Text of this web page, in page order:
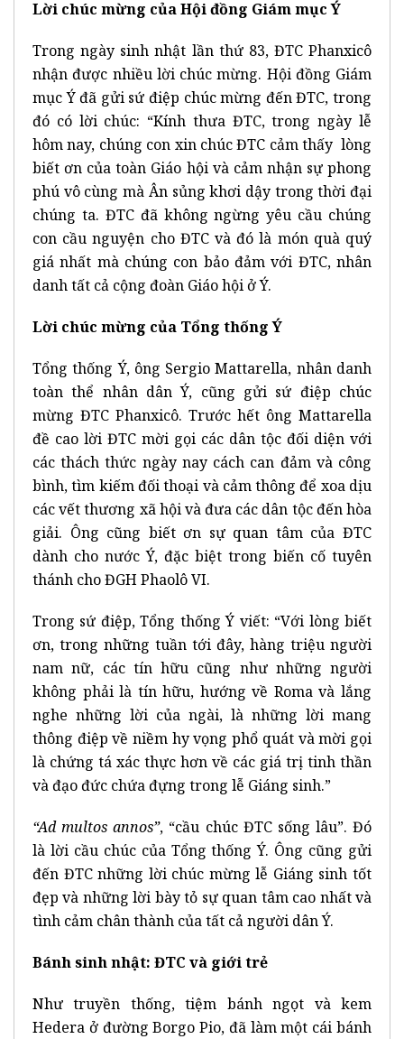
Lời chúc mừng của Hội đồng Giám mục Ý
Trong ngày sinh nhật lần thứ 83, ĐTC Phanxicô
nhận được nhiều lời chúc mừng. Hội đồng Giám
mục Ý đã gửi sứ điệp chúc mừng đến ĐTC, trong
đó có lời chúc: “Kính thưa ĐTC, trong ngày lễ
hôm nay, chúng con xin chúc ĐTC cảm thấy lòng
biết ơn của toàn Giáo hội và cảm nhận sự phong
phú vô cùng mà Ân sủng khơi dậy trong thời đại
chúng ta. ĐTC đã không ngừng yêu cầu chúng
con cầu nguyện cho ĐTC và đó là món quà quý
giá nhất mà chúng con bảo đảm với ĐTC, nhân
danh tất cả cộng đoàn Giáo hội ở Ý.
Lời chúc mừng của Tổng thống Ý
Tổng thống Ý, ông Sergio Mattarella, nhân danh
toàn thể nhân dân Ý, cũng gửi sứ điệp chúc
mừng ĐTC Phanxicô. Trước hết ông Mattarella
đề cao lời ĐTC mời gọi các dân tộc đối diện với
các thách thức ngày nay cách can đảm và công
bình, tìm kiếm đối thoại và cảm thông để xoa dịu
các vết thương xã hội và đưa các dân tộc đến hòa
giải. Ông cũng biết ơn sự quan tâm của ĐTC
dành cho nước Ý, đặc biệt trong biến cố tuyên
thánh cho ĐGH Phaolô VI.
Trong sứ điệp, Tổng thống Ý viết: “Với lòng biết
ơn, trong những tuần tới đây, hàng triệu người
nam nữ, các tín hữu cũng như những người
không phải là tín hữu, hướng về Roma và lắng
nghe những lời của ngài, là những lời mang
thông điệp về niềm hy vọng phổ quát và mời gọi
là chứng tá xác thực hơn về các giá trị tinh thần
và đạo đức chứa đựng trong lễ Giáng sinh.”
“Ad multos annos”, “cầu chúc ĐTC sống lâu”. Đó
là lời cầu chúc của Tổng thống Ý. Ông cũng gửi
đến ĐTC những lời chúc mừng lễ Giáng sinh tốt
đẹp và những lời bày tỏ sự quan tâm cao nhất và
tình cảm chân thành của tất cả người dân Ý.
Bánh sinh nhật: ĐTC và giới trẻ
Như truyền thống, tiệm bánh ngọt và kem
Hedera ở đường Borgo Pio, đã làm một cái bánh